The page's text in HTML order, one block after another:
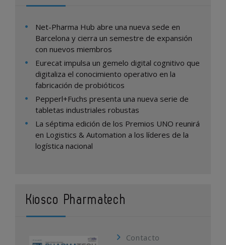
Net-Pharma Hub abre una nueva sede en
Barcelona y cierra un semestre de expansión
con nuevos miembros
Eurecat impulsa un gemelo digital cognitivo que
digitaliza el conocimiento operativo en la
fabricación de probióticos
Pepperl+Fuchs presenta una nueva serie de
tabletas industriales robustas
La séptima edición de los Premios UNO reunirá
en Logistics & Automation a los líderes de la
logística nacional
Kiosco Pharmatech
Contacto